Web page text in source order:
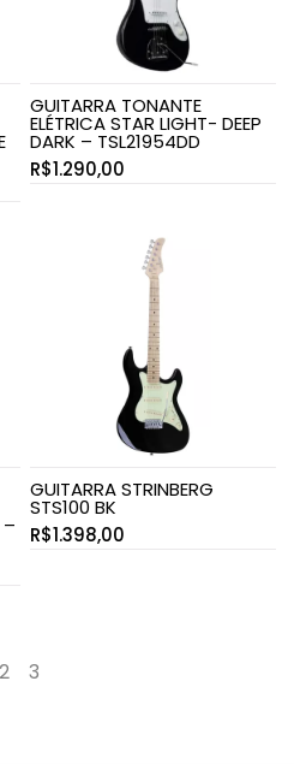
GUITARRA TONANTE
ELÉTRICA STAR LIGHT- DEEP
DARK – TSL21954DD
R$1.290,00
–
GUITARRA STRINBERG
STS100 BK
R$1.398,00
2 3